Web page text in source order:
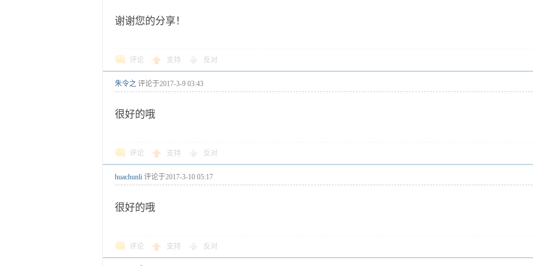
谢谢您的分享！
评论 支持 反对
朱令之 评论于2017-3-9 03:43
很好的哦
评论 支持 反对
huachunli 评论于2017-3-10 05:17
很好的哦
评论 支持 反对